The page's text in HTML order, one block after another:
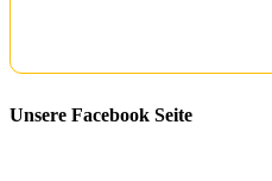
Unsere Facebook Seite